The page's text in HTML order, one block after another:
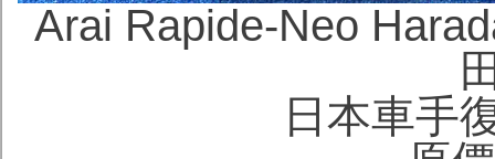
Arai Rapide-Neo
日本車手